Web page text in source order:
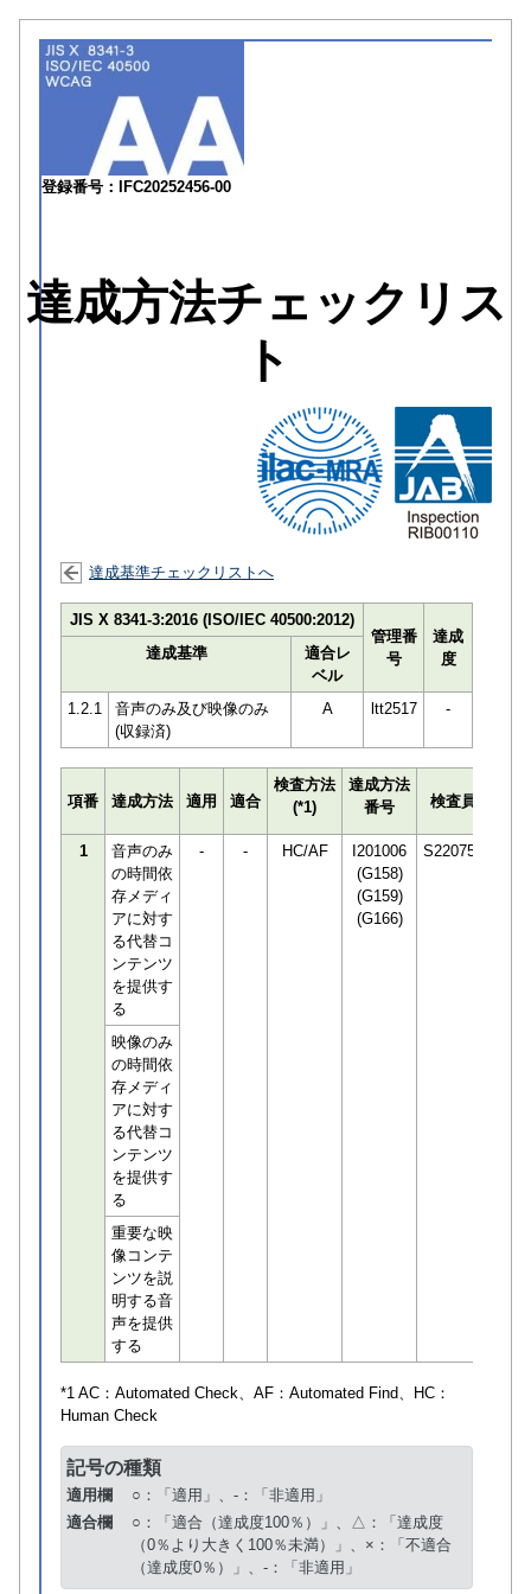
登録番号：IFC20252456-00
達成方法チェックリス
ト
達成基準チェックリストへ
JIS X 8341-3:2016 (ISO/IEC 40500:2012)
管理番
号
達成
度
達成基準
適合レ
ベル
1.2.1
音声のみ及び映像のみ
(収録済)
A ltt2517 -
項番 達成方法 適用 適合
検査方法
(*1)
達成方法
番号
検査員
1
音声のみ
の時間依
存メディ
アに対す
る代替コ
ンテンツ
を提供す
る
- - HC/AF
I201006
(G158)
(G159)
(G166)
S220751
映像のみ
の時間依
存メディ
アに対す
る代替コ
ンテンツ
を提供す
る
重要な映
像コンテ
ンツを説
明する音
声を提供
する
*1 AC： Automated Check、AF： Automated Find、HC：
Human Check
記号の種類
適用欄
○：「適用」、-：「非適用」
適合欄
○：「適合（達成度100％）」、△：「達成度
（0％より大きく100％未満）」、×：「不適合
（達成度0％）」、-：「非適用」